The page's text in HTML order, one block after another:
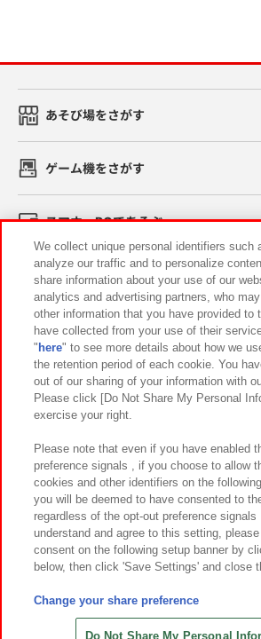
あそび場をさがす
ゲーム機をさがす
スマホ・PCであそぶ
イベント・キャンペーン
関連会社 サステナビリティ
プライバシーポリシー ウェブアクセシビ
お取引先さまとともに
カスタマーハラスメント対応方針 よくある
©Bandai Namco Amusement
©Bandai Namco Amusement Lab
©HANAYASHIKI Co., Ltd. All Rights
We collect unique personal identifiers such
analyze our traffic and to personalize
share information about your use of our
analytics and advertising partners, who
other information that you have provided to
have collected from your use of their
" here" to see more details about how we
the retention period of each cookie. You
out of our sharing of your information with
Please click [Do Not Share My Personal
exercise your right.
Please note that even if you have enabled
preference signals , if you choose to allow
cookies and other identifiers on the
you will be deemed to have consented to
regardless of the opt-out preference
understand and agree to this setting,
consent on the following setup banner by
below, then click 'Save Settings' and close
Change your share preference
Do Not Share My Personal